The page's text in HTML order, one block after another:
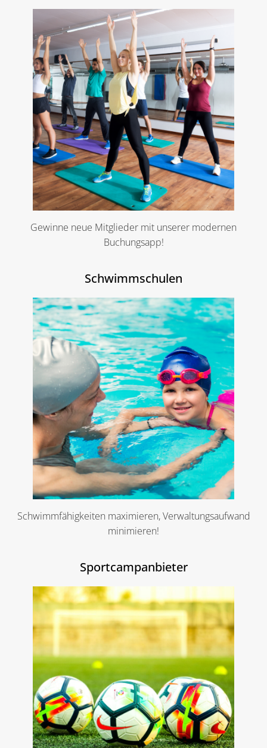
Gewinne neue Mitglieder mit unserer modernen
Buchungsapp!
Schwimmschulen
Schwimmfähigkeiten maximieren, Verwaltungsaufwand
minimieren!
Sportcampanbieter